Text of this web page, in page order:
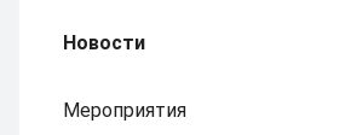
Новости
Мероприятия